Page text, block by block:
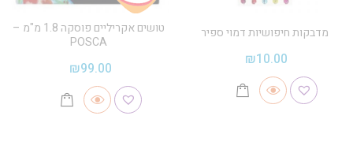
מדבקות חיפושיות דמוי ספיר
₪10.00
טושים אקריליים פוסקה 1.8 מ"מ –
POSCA
₪99.00